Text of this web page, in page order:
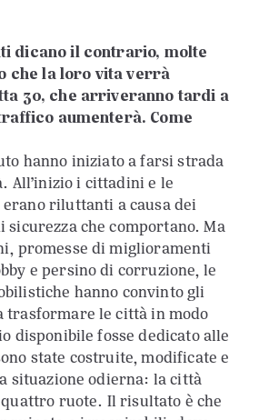
dicano il contrario, molte
che la loro vita verrà
30, che arriveranno tardi a
aumenterà. Come
hanno iniziato a farsi strada
All’inizio i cittadini e le
riluttanti a causa dei
che comportano. Ma
promesse di miglioramenti
e persino di corruzione, le
hanno convinto gli
le città in modo
disponibile fosse dedicato alle
state costruite, modificate e
situazione odierna: la città
ruote. Il risultato è che